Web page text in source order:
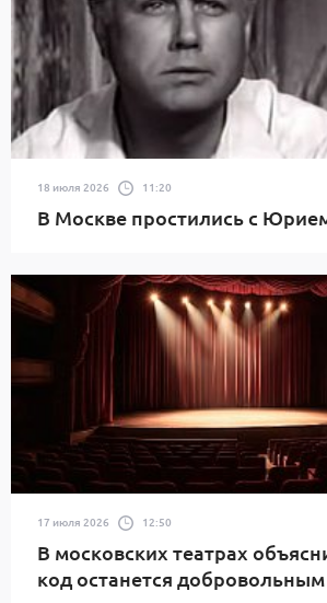
18 июля 2026 11:20
В Москве простились с
17 июля 2026 12:50
В московских театрах
код останется добровольным